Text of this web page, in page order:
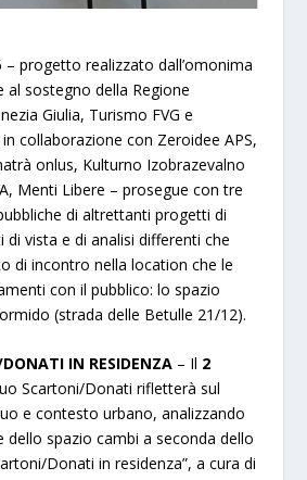
progetto realizzato dall’omonima
al sostegno della Regione
Giulia, Turismo FVG e
collaborazione con Zeroidee APS,
onlus, Kulturno Izobrazevalno
Menti Libere – prosegue con tre
di altrettanti progetti di
di vista e di analisi differenti che
di incontro nella location che le
con il pubblico: lo spazio
(strada delle Betulle 21/12).
IN RESIDENZA – Il 2
Scartoni/Donati rifletterà sul
e contesto urbano, analizzando
dello spazio cambi a seconda dello
Donati in residenza”, a cura di